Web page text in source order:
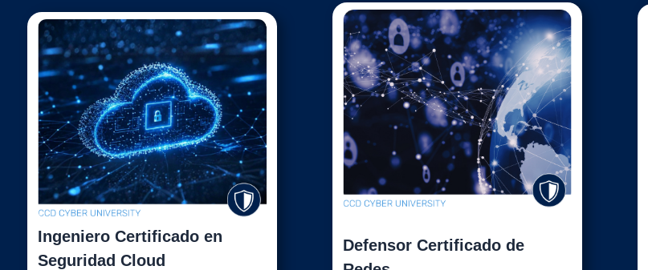
Ingeniero Certificado en
Seguridad Cloud
Defensor Certificado de